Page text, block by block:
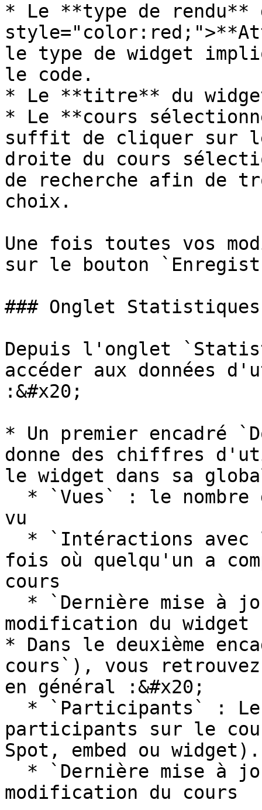
* Le **type de rendu**
le type de widget
le code.
* Le **titre** du
* Le **cours
suffit de cliquer sur
droite du cours
de recherche afin de
choix.
Une fois toutes vos
sur le bouton
### Onglet Statistiques
Depuis l'onglet
accéder aux données
:&#x20;
* Un premier encadré
donne des chiffres
le widget dans sa
vu
fois où quelqu'un a
cours
modification du widget
* Dans le deuxième
cours`), vous
en général :&#x20;
participants sur le
Spot, embed ou widget).
modification du cours